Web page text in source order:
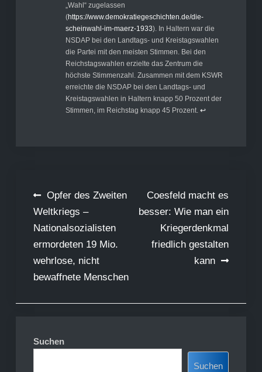
„Wahl“ zugelassen
(https://www.demokratiegeschichten.de/die-
scheinwahl-im-maerz-1933). In Haltern war die
NSDAP bei den Landtags- und Kreistagswahlen
die Partei mit den meisten Stimmen. Bei den
Reichstagswahlen erzielte das Zentrum die
höchste Stimmenzahl. Zusammen mit dem KSWR
erreichte die NSDAP bei den Landtags- und
Kreistagswahlen in Haltern knapp 50 Prozent der
Stimmen, im Reichstag knapp 45 Prozent. ↩︎
Beitragsnavigation
Opfer des Zweiten
Weltkriegs –
Nationalsozialisten
ermordeten 19 Mio.
wehrlose, nicht
bewaffnete Menschen
Coesfeld macht es
besser: Wie man ein
Kriegerdenkmal
friedlich gestalten
kann
Suchen
Suchen